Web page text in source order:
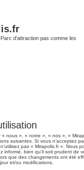
d'attraction pas comme les
nous », « notre », « nos », «
suivantes. Si vous n’acceptez
pas « Mirapolis.fr ». Nous
bien qu’il soit prudent de
que des changements ont été
et/ou modifications.